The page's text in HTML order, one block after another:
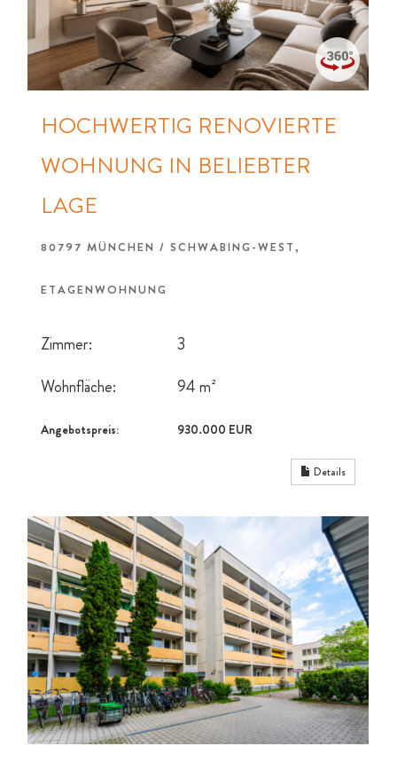
HOCHWERTIG RENOVIERTE
WOHNUNG IN BELIEBTER
LAGE
80797 MÜNCHEN / SCHWABING-WEST,
ETAGENWOHNUNG
Zimmer:
3
Wohnfläche:
94 m²
Angebotspreis: 930.000 EUR
Details